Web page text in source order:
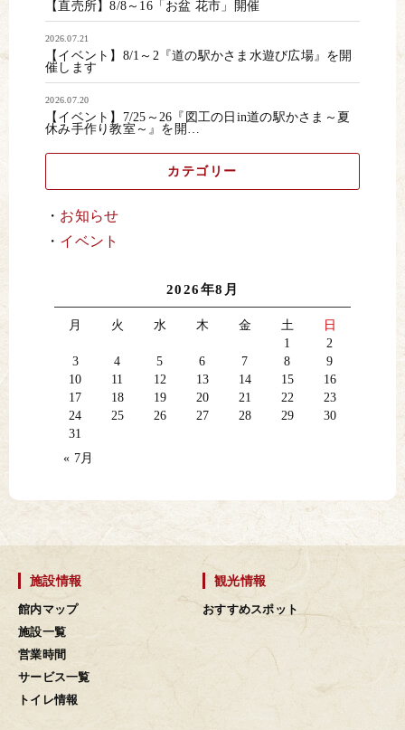
【直売所】8/8～16「お盆 花市」開催
2026.07.21
【イベント】8/1～2『道の駅かさま水遊び広場』を開
催します
2026.07.20
【イベント】7/25～26『図工の日in道の駅かさま～夏
休み手作り教室～』を開…
カテゴリー
お知らせ
イベント
2026年8月
月 火 水 木 金 土
日
1
2
3
4 5 6 7 8
9
10
11 12 13 14 15
16
17
18 19 20 21 22
23
24
25 26 27 28 29
30
31
« 7月
施設情報
館内マップ
施設一覧
営業時間
サービス一覧
トイレ情報
観光情報
おすすめスポット